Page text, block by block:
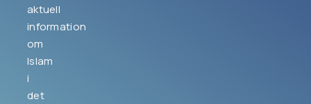
aktuell
information
om
Islam
i
det